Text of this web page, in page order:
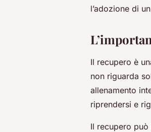
l’adozione di
Il recupero è
non riguarda
allenamento
riprendersi e
Il recupero può